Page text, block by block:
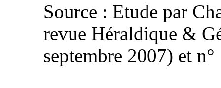
Source : Etude par
revue Héraldique &
septembre 2007) et n°